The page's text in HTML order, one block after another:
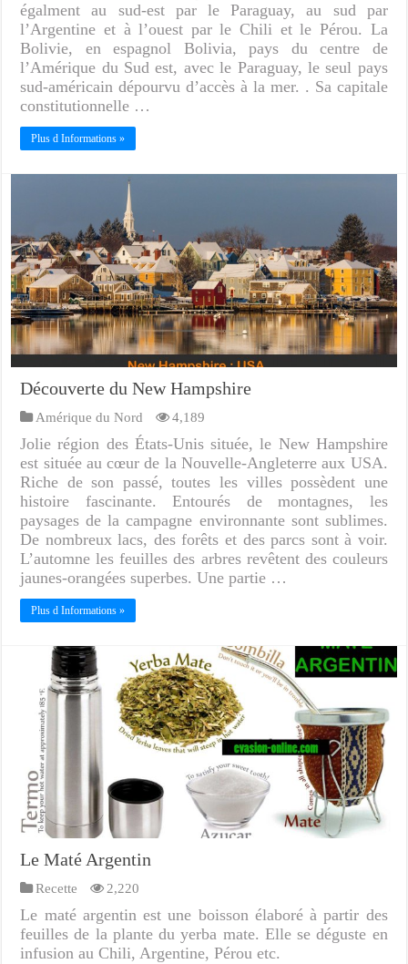
égalment au sud-est par le Paraguay, au sud par
l’Argentine et à l’ouest par le Chili et le Pérou. La
Bolivie, en espagnol Bolivia, pays du centre de
l’Amérique du Sud est, avec le Paraguay, le seul pays
sud-américain dépourvu d’accès à la mer. . Sa capitale
constitutionnelle …
Plus d Informations »
Découverte du New Hampshire
Amérique du Nord 4,189
Jolie région des États-Unis située, le New Hampshire
est située au cœur de la Nouvelle-Angleterre aux USA.
Riche de son passé, toutes les villes possèdent une
histoire fascinante. Entourés de montagnes, les
paysages de la campagne environnante sont sublimes.
De nombreux lacs, des forêts et des parcs sont à voir.
L’automne les feuilles des arbres revêtent des couleurs
jaunes-orangées superbes. Une partie …
Plus d Informations »
Le Maté Argentin
Recette 2,220
Le maté argentin est une boisson élaboré à partir des
feuilles de la plante du yerba mate. Elle se déguste en
infusion au Chili, Argentine, Pérou etc.